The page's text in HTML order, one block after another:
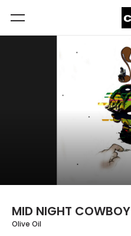
MID NIGHT COWBOY
Olive Oil